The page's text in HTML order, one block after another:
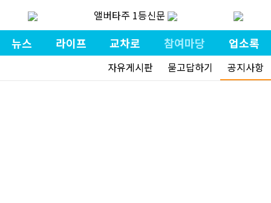
앨버타주 1등신문
뉴스 라이프 교차로 참여마당 업소록
자유게시판 묻고답하기 공지사항